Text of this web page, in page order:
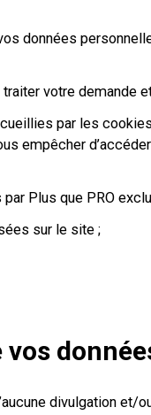
données
votre demande
par les
empêcher
Plus que PRO
sur le site ;
divulgation